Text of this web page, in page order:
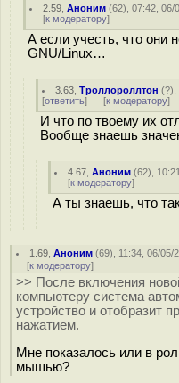
2.59 ,Аноним (62), 07:42, 06/
[к модератору]
А если учесть, что они
GNU/Linux…
3.63 ,Троллороллтон (?),
[ответить] [к модератору]
И что по твоему их
Вообще знаешь
4.67 ,Аноним (62),
[к модератору]
А ты знаешь, что
1.69 ,Аноним (69), 11:34, 06/05/
[к модератору]
>> После включения
компьютеру система
устройство и отобразит
нажатием.
Мне показалось или в
мышью?